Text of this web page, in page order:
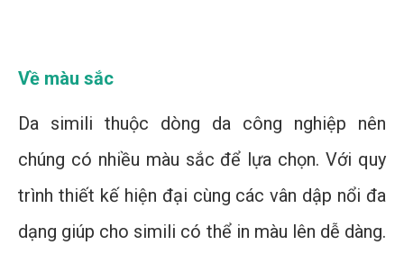
Về màu sắc
Da simili thuộc dòng da công nghiệp nên
chúng có nhiều màu sắc để lựa chọn. Với quy
trình thiết kế hiện đại cùng các vân dập nổi đa
dạng giúp cho simili có thể in màu lên dễ dàng.